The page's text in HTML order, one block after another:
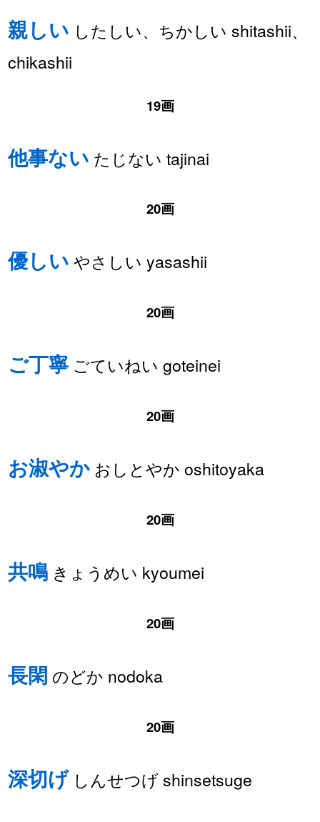
親しい したしい、ちかしい shitashii、
chikashii
19画
他事ない たじない tajinai
20画
優しい やさしい yasashii
20画
ご丁寧 ごていねい goteinei
20画
お淑やか おしとやか oshitoyaka
20画
共鳴 きょうめい kyoumei
20画
長閑 のどか nodoka
20画
深切げしんせつげ shinsetsuge